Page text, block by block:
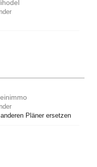
Pläner ersetzen